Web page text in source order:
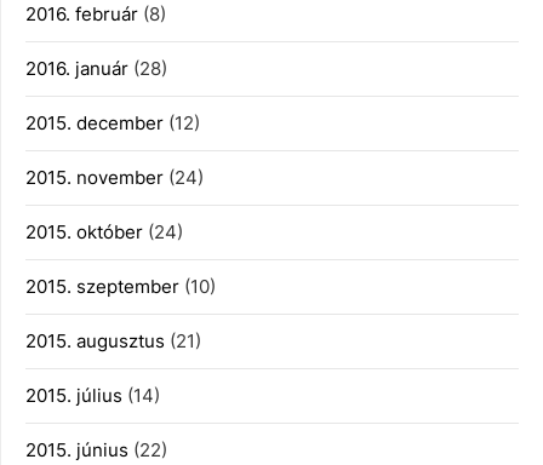
2016. február (8)
2016. január (28)
2015. december (12)
2015. november (24)
2015. október (24)
2015. szeptember (10)
2015. augusztus (21)
2015. július (14)
2015. június (22)